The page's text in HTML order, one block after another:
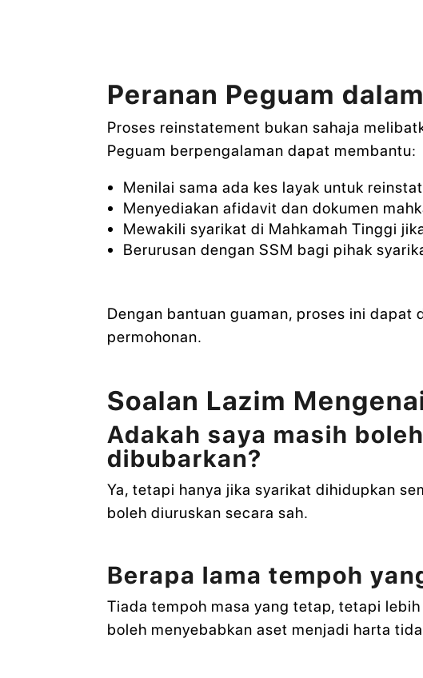
Peranan Peguam
Proses reinstatement bukan sahaja
Peguam berpengalaman dapat membantu:
Menilai sama ada kes layak untuk
Menyediakan afidavit dan dokumen
Mewakili syarikat di Mahkamah Tinggi
Berurusan dengan SSM bagi pihak
Dengan bantuan guaman, proses ini
permohonan.
Soalan Lazim
Adakah saya masih
dibubarkan?
Ya, tetapi hanya jika syarikat dihidupkan
boleh diuruskan secara sah.
Berapa lama tempoh
Tiada tempoh masa yang tetap, tetapi
boleh menyebabkan aset menjadi harta